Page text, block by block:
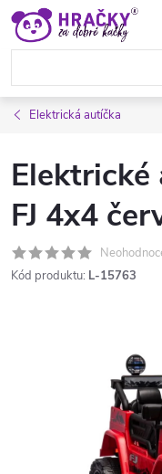
Přejít
obsah
Elektrická autíčka
FJ 4x4
Kód produktu: L-15763